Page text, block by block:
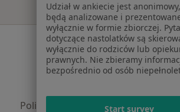
Serwis
Regulamin
Polityka prywatności
Polityka prywatności dla
Udział w ankiecie jest
będą analizowane i
wyłącznie w formie zbiorczej.
dotyczące nastolatków są
wyłącznie do rodziców lub
prawnych. Nie zbieramy
bezpośrednio od osób
Start survey